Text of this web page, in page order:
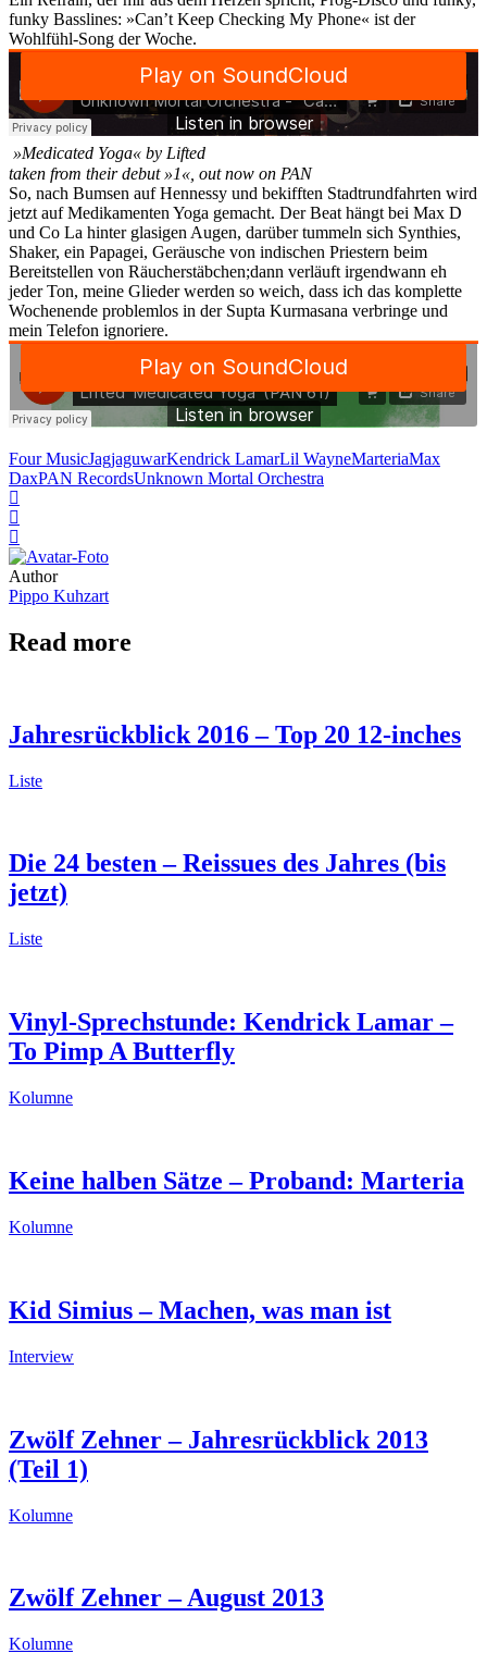
funky Basslines: »Can’t Keep Checking My Phone« ist der
Wohlfühl-Song der Woche.
»Medicated Yoga« by Lifted
taken from their debut »1«, out now on PAN
So, nach Bumsen auf Hennessy und bekifften Stadtrundfahrten wird
jetzt auf Medikamenten Yoga gemacht. Der Beat hängt bei Max D
und Co La hinter glasigen Augen, darüber tummeln sich Synthies,
Shaker, ein Papagei, Geräusche von indischen Priestern beim
Bereitstellen von Räucherstäbchen;dann verläuft irgendwann eh
jeder Ton, meine Glieder werden so weich, dass ich das komplette
Wochenende problemlos in der Supta Kurmasana verbringe und
mein Telefon ignoriere.
Four MusicJagjaguwarKendrick LamarLil WayneMarteriaMax
DaxPAN RecordsUnknown Mortal Orchestra
Author
Pippo Kuhzart
Read more
Jahresrückblick 2016 – Top 20 12-inches
Liste
Die 24 besten – Reissues des Jahres (bis
jetzt)
Liste
Vinyl-Sprechstunde: Kendrick Lamar –
To Pimp A Butterfly
Kolumne
Keine halben Sätze – Proband: Marteria
Kolumne
Kid Simius – Machen, was man ist
Interview
Zwölf Zehner – Jahresrückblick 2013
(Teil 1)
Kolumne
Zwölf Zehner – August 2013
Kolumne